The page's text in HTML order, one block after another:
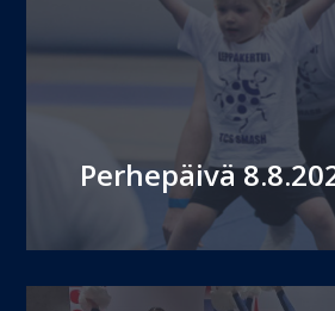
Perhepäivä